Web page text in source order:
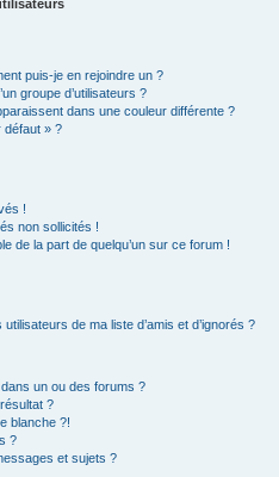
puis-je en rejoindre un ?
groupe d’utilisateurs ?
dans une couleur différente ?
défaut » ?
!
non sollicités !
de la part de quelqu’un sur ce forum !
de ma liste d’amis et d’ignorés ?
un ou des forums ?
?
blanche ?!
?
et sujets ?